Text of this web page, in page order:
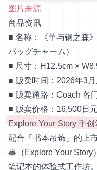
图片来源
商品资讯
■ 名称：《羊与钢之森
バッグチャーム）
■ 尺寸：H12.5cm ×
■ 贩卖时间：2026年3
■ 贩卖通路：Coach 各
■ 贩卖价格：16,500日元
Explore Your Story 手
配合「书本吊饰」的上
事（Explore Your Story
笔记本的体验式工作坊。